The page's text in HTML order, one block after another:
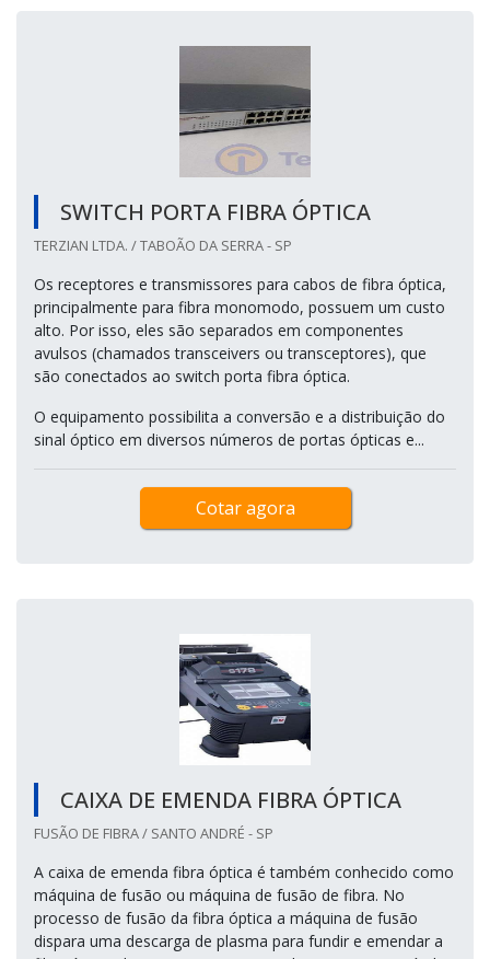
SWITCH PORTA FIBRA ÓPTICA
TERZIAN LTDA. / TABOÃO DA SERRA - SP
Os receptores e transmissores para cabos de fibra óptica,
principalmente para fibra monomodo, possuem um custo
alto. Por isso, eles são separados em componentes
avulsos (chamados transceivers ou transceptores), que
são conectados ao switch porta fibra óptica.
O equipamento possibilita a conversão e a distribuição do
sinal óptico em diversos números de portas ópticas e...
Cotar agora
CAIXA DE EMENDA FIBRA ÓPTICA
FUSÃO DE FIBRA / SANTO ANDRÉ - SP
A caixa de emenda fibra óptica é também conhecido como
máquina de fusão ou máquina de fusão de fibra. No
processo de fusão da fibra óptica a máquina de fusão
dispara uma descarga de plasma para fundir e emendar a